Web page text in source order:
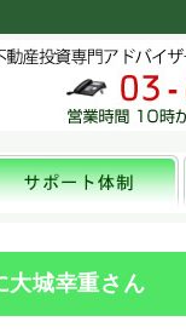
大城幸重さん